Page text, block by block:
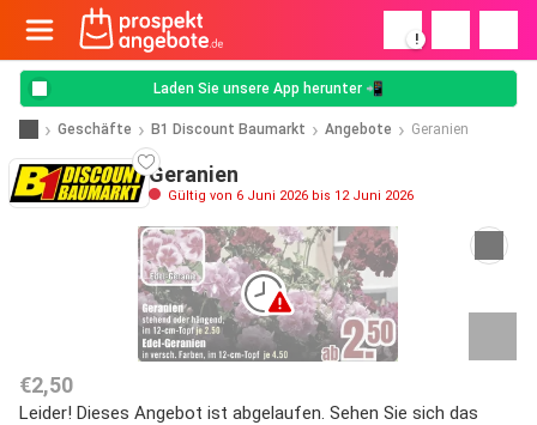
!
Laden Sie unsere App herunter 📲
Geschäfte B1 Discount Baumarkt Angebote Geranien
Geranien
Gültig von 6 Juni 2026 bis 12 Juni 2026
€2,50
Leider! Dieses Angebot ist abgelaufen. Sehen Sie sich das